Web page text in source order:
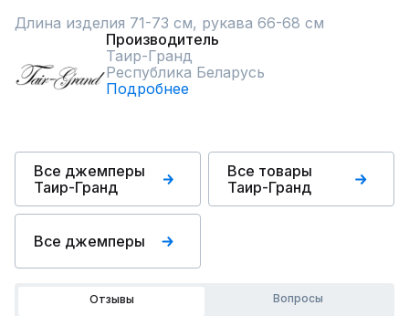
Длина изделия 71-73 см, рукава 66-68 см
Производитель
Таир-Гранд
Республика Беларусь
Подробнее
Все джемперы
Таир-Гранд
Все товары
Таир-Гранд
Все джемперы
Отзывы Вопросы